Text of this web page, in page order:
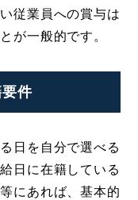
従業員への賞与は
が一般的です。
件
日を自分で選べる
日に在籍している
にあれば、基本的